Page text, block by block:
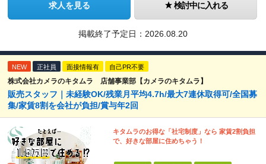
求人を見る 検討中に入れる
掲載終了予定日： 2026.08.20
NEW 正社員 面接情報有 自己PR不要
株式会社カメラのキタムラ 店舗事業部【カメラのキタムラ】
販売スタッフ｜未経験OK/残業月平均4.7h/最大7連休取得可/全国募
集/家賃8割を会社が負担/賞与年2回
キタムラのお得な「社宅制度」なら 家賃2割負担
で、好きな部屋に住めちゃう！